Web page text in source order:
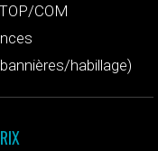
COM
habillage)